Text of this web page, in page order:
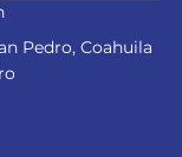
Pedro, Coahuila